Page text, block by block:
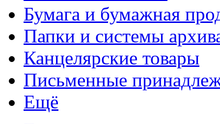
Бумага и бумажная
Папки и системы
Канцелярские товары
Письменные
Ещё